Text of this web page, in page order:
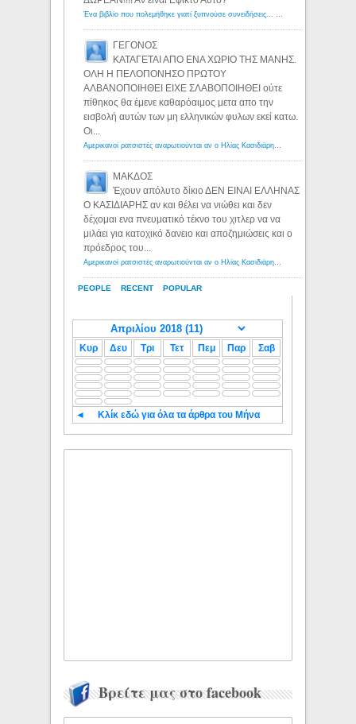
PEOPLE RECENT POPULAR
Ένα βιβλίο που πολεμήθηκε γιατί ξυπνούσε συνειδήσεις... - Λόγιος Ερμής | Η γνώση ξεκινάει με την αναζήτηση...
ΓΕΓΟΝΟΣ
ΚΑΤΑΓΕΤΑΙ ΑΠΟ ΕΝΑ ΧΩΡΙΟ ΤΗΣ ΜΑΝΗΣ.
ΟΛΗ Η ΠΕΛΟΠΟΝΗΣΟ ΠΡΩΤΟΥ
ΑΛΒΑΝΟΠΟΙΗΘΕΙ ΕΙΧΕ ΣΛΑΒΟΠΟΙΗΘΕΙ ούτε
πίθηκος θα έμενε καθαρόαιμος μετα απο την
εισβολή αυτών των μη ελληνικών φυλων εκεί κατω.
Οι...
Αμερικανοί ρατσιστές αναρωτιούνται αν ο Ηλίας Κασιδιάρης ανήκει στη λευκή φυλή... - Λόγιος Ερμής
ΜΑΚΔΟΣ
Έχουν απόλυτο δίκιο ΔΕΝ ΕΙΝΑΙ ΕΛΛΗΝΑΣ
Ο ΚΑΣΙΔΙΑΡΗΣ αν και θέλει να νιώθει και δεν
δέχομαι ενα πνευματικό τέκνο του χιτλερ να να
μιλάει για κατοχικό δανειο και αποζημιώσεις και ο
πρόεδρος του...
Αμερικανοί ρατσιστές αναρωτιούνται αν ο Ηλίας Κασιδιάρης ανήκει στη λευκή φυλή... - Λόγιος Ερμής
Κυρ Δευ Τρι Τετ Πεμ Παρ Σαβ
◄ Κλίκ εδώ για όλα τα άρθρα του Μήνα
Βρείτε μας στο facebook